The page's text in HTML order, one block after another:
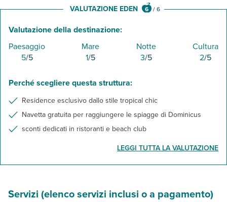
VALUTAZIONE EDEN 6 /6
Valutazione della destinazione:
Paesaggio
5/5
Mare
1/5
Notte
3/5
Cultura
2/5
Perché scegliere questa struttura:
Residence esclusivo dallo stile tropical chic
Navetta gratuita per raggiungere le spiagge di Dominicus
sconti dedicati in ristoranti e beach club
LEGGI TUTTA LA VALUTAZIONE
Servizi (elenco servizi inclusi o a pagamento)